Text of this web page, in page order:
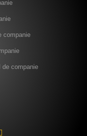
companie
de companie